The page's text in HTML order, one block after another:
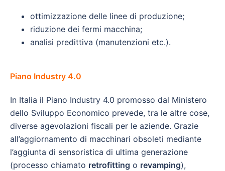
ottimizzazione delle linee di produzione;
riduzione dei fermi macchina;
analisi predittiva (manutenzioni etc.).
Piano Industry 4.0
In Italia il Piano Industry 4.0 promosso dal Ministero
dello Sviluppo Economico prevede, tra le altre cose,
diverse agevolazioni fiscali per le aziende. Grazie
all’aggiornamento di macchinari obsoleti mediante
l’aggiunta di sensoristica di ultima generazione
(processo chiamato retrofitting o revamping),